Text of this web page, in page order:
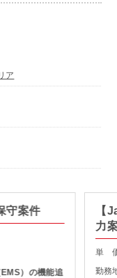
ア
守案件
）の機能追
【
力
単
勤務